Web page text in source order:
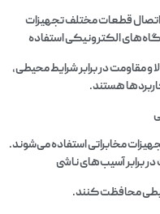
قطعات مختلف تجهیزات
الکترونیکی استفاده
در برابر شرایط محیطی،
هستند.
مخابراتی استفاده می‌شوند.
برابر آسیب‌های ناشی